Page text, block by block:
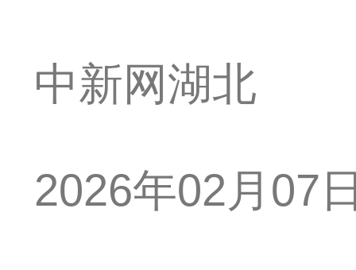
中新网湖北
2026年02月07